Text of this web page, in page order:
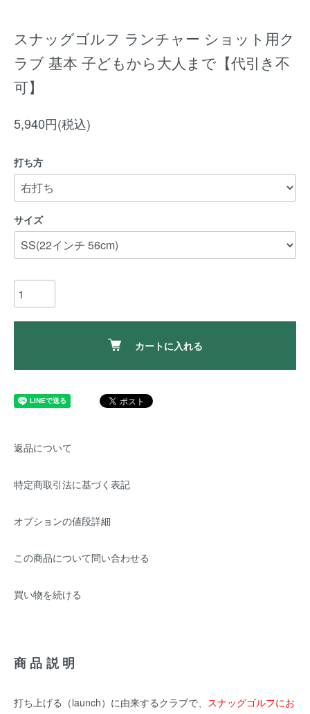
スナッグゴルフ ランチャー ショット用ク
ラブ 基本 子どもから大人まで【代引き不
可】
5,940円(税込)
打ち方
サイズ
カートに入れる
返品について
特定商取引法に基づく表記
オプションの値段詳細
この商品について問い合わせる
買い物を続ける
商品説明
打ち上げる（launch）に由来するクラブで、 スナッグゴルフにお